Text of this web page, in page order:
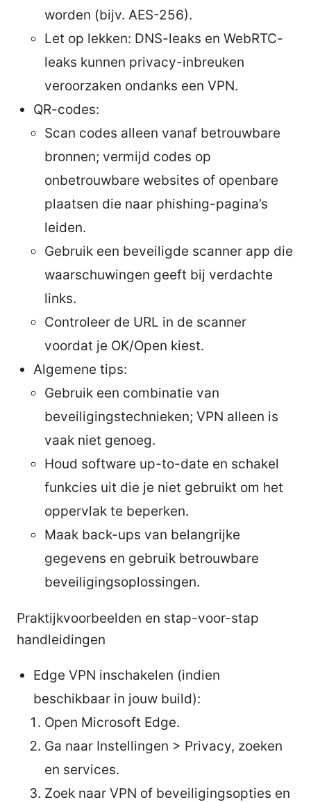
worden (bijv. AES-256).
Let op lekken: DNS-leaks en WebRTC-
leaks kunnen privacy-inbreuken
veroorzaken ondanks een VPN.
QR-codes:
Scan codes alleen vanaf betrouwbare
bronnen; vermijd codes op
onbetrouwbare websites of openbare
plaatsen die naar phishing-pagina’s
leiden.
Gebruik een beveiligde scanner app die
waarschuwingen geeft bij verdachte
links.
Controleer de URL in de scanner
voordat je OK/Open kiest.
Algemene tips:
Gebruik een combinatie van
beveiligingstechnieken; VPN alleen is
vaak niet genoeg.
Houd software up-to-date en schakel
funkcies uit die je niet gebruikt om het
oppervlak te beperken.
Maak back-ups van belangrijke
gegevens en gebruik betrouwbare
beveiligingsoplossingen.
Praktijkvoorbeelden en stap-voor-stap
handleidingen
Edge VPN inschakelen (indien
beschikbaar in jouw build):
Open Microsoft Edge.
Ga naar Instellingen > Privacy, zoeken
en services.
Zoek naar VPN of beveiligingsopties en